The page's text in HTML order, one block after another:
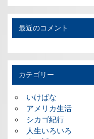
最近のコメント
カテゴリー
いけばな
アメリカ生活
シカゴ紀行
人生いろいろ